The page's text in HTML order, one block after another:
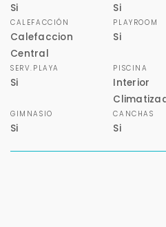
Si Si
CALEFACCIÓN
Calefaccion
Central
PLAYROOM
Si
SERV.PLAYA
Si
PISCINA
Interior
GIMNASIO
Si
CANCHAS
Si
Tus datos están seguros
Uso exclusivo
Solo los usamos para
Continuar